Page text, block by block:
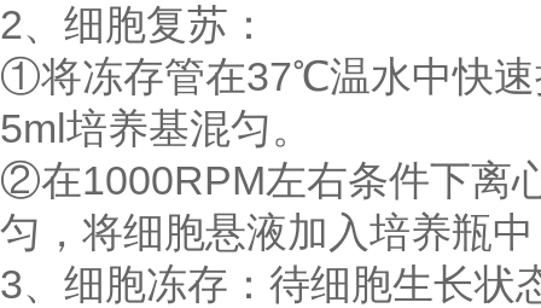
2、细胞复苏：
①将冻存管在37℃温水中快速
5ml培养基混匀。
②在1000RPM左右条件下离
匀，将细胞悬液加入培养瓶
3、细胞冻存：待细胞生长状